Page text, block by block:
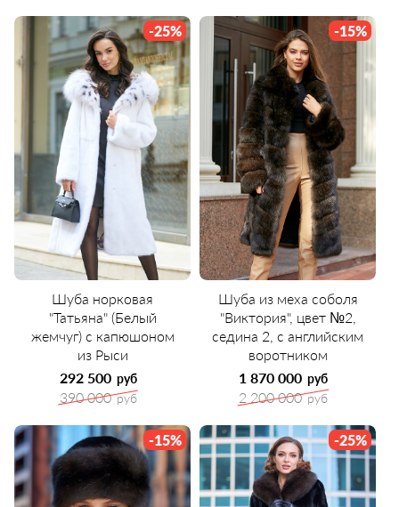
Шуба норковая
"Татьяна" (Белый
жемчуг) с капюшоном
из Рыси
292 500 руб
390 000 руб
-25%
Шуба из меха соболя
"Виктория", цвет №2,
седина 2, с английским
воротником
1 870 000 руб
2 200 000 руб
-15%
-15% -25%